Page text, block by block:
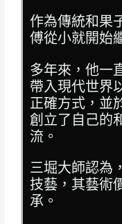
作為傳統和果
傅從小就開始
多年來，他一
帶入現代世界
正確方式，並
創立了自己的
流。
三堀大師認為
技藝，其藝術
承。